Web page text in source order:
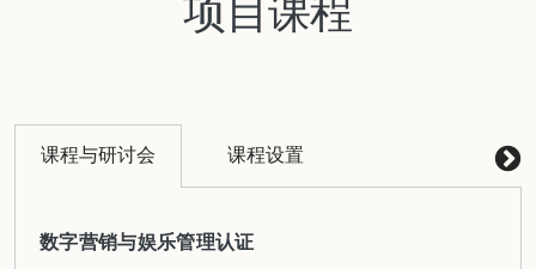
项目课程
课程与研讨会 课程设置
数字营销与娱乐管理认证